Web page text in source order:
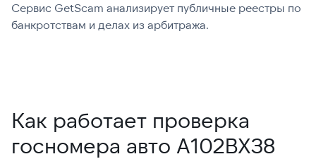
Сервис GetScam анализирует публичные реестры по
банкротствам и делах из арбитража.
Как работает проверка
госномера авто А102ВХ38